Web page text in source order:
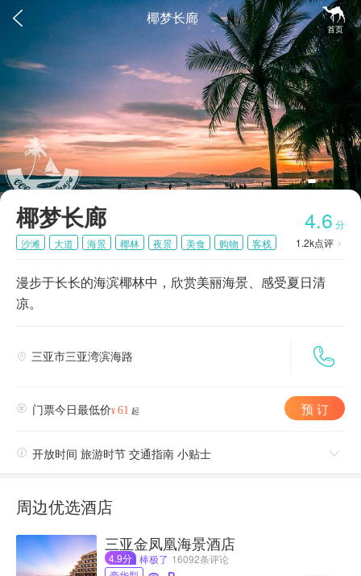
 
首页
椰梦长廊
椰梦长廊 4.6 分
1.2k点评 
沙滩 大道 海景 椰林 夜景 美食 购物 客栈
漫步于长长的海滨椰林中，欣赏美丽海景、感受夏日清
凉。

 三亚市三亚湾滨海路
 门票今日最低价¥ 61 起 预 订
 开放时间 旅游时节 交通指南 小贴士 
周边优选酒店
三亚金凤凰海景酒店
4.9分 棒极了 16092条评论